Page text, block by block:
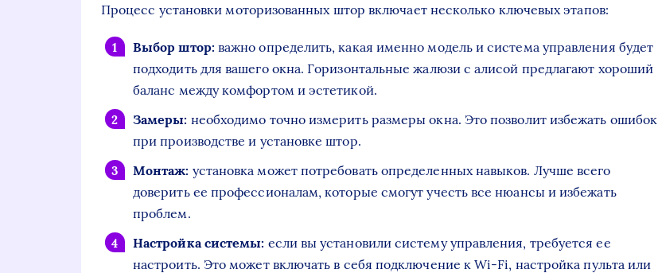
Процесс установки моторизованных штор включает несколько ключевых этапов:
Выбор штор: важно определить, какая именно модель и система управления будет
подходить для вашего окна. Горизонтальные жалюзи с алисой предлагают хороший
баланс между комфортом и эстетикой.
Замеры: необходимо точно измерить размеры окна. Это позволит избежать ошибок
при производстве и установке штор.
Монтаж: установка может потребовать определенных навыков. Лучше всего
доверить ее профессионалам, которые смогут учесть все нюансы и избежать
проблем.
Настройка системы: если вы установили систему управления, требуется ее
настроить. Это может включать в себя подключение к Wi-Fi, настройка пульта или